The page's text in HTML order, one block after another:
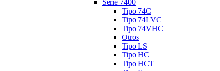
Serie 7400
Tipo 74C
Tipo 74LVC
Tipo 74VHC
Otros
Tipo LS
Tipo HC
Tipo HCT